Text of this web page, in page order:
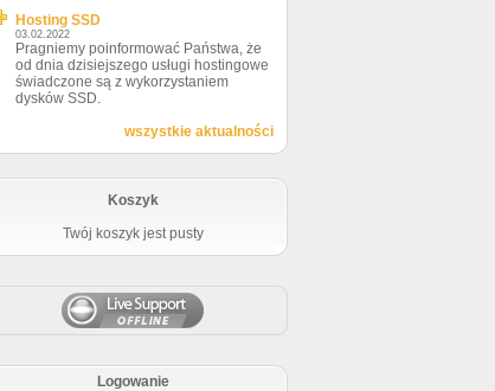
Hosting SSD
03.02.2022
Pragniemy poinformować Państwa, że
od dnia dzisiejszego usługi hostingowe
świadczone są z wykorzystaniem
dysków SSD.
wszystkie aktualności
Koszyk
Twój koszyk jest pusty
Logowanie